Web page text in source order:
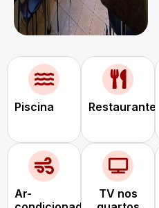
Piscina Restaurante
Ar-
TV nos